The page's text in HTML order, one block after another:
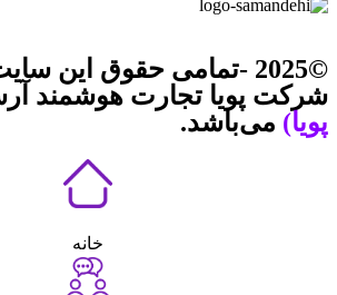
©2025 -تمامی حقوق این
شرکت پویا تجارت هوشمند
پویا)می‌باشد.
خانه